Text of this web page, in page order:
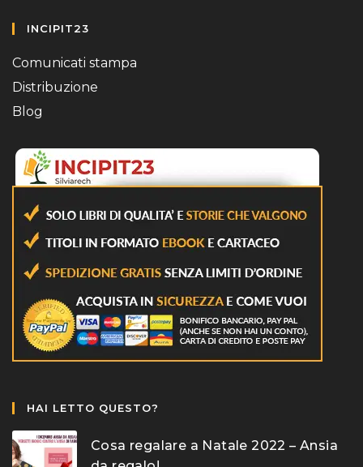
in
in
a
in
a
INCIPIT23
Comunicati stampa
Distribuzione
Blog
HAI LETTO QUESTO?
Cosa regalare a Natale 2022 – Ansia